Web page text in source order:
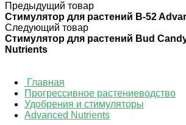
Предыдущий товар
Стимулятор для растений B-52
Следующий товар
Стимулятор для растений Bud
Nutrients
Главная
Прогрессивное растениеводство
Удобрения и стимуляторы
Advanced Nutrients